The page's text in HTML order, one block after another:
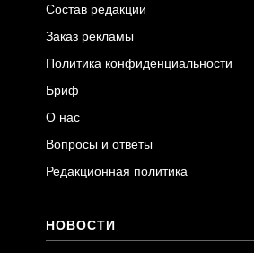
Состав редакции
Заказ рекламы
Политика конфиденциальности
Бриф
О нас
Вопросы и ответы
Редакционная политика
НОВОСТИ